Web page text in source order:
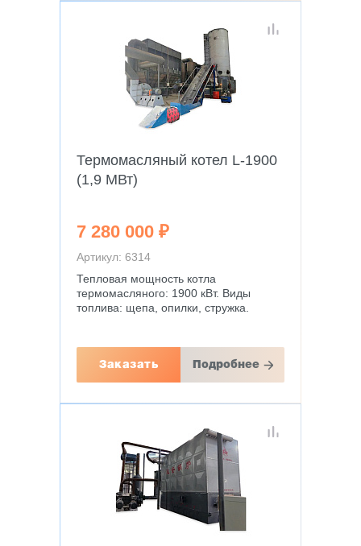
Термомасляный котел L-1900
(1,9 МВт)
7 280 000 ₽
Артикул: 6314
Тепловая мощность котла
термомасляного: 1900 кВт. Виды
топлива: щепа, опилки, стружка.
Заказать Подробнее